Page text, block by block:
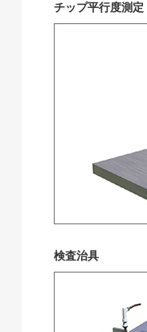
チップ平⾏度測定
検査治具